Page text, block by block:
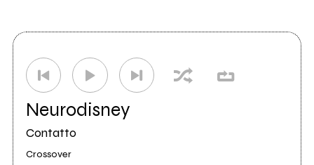
Neurodisney
Contatto
Crossover